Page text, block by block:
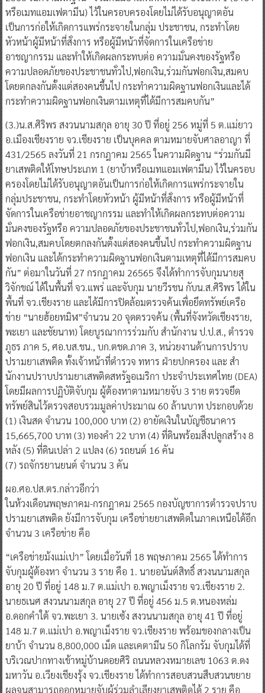
หัวหน้าผู้มีหน้าที่สั่งการ หรือผู้มีหน้าที่จัดการในเครือข่าย
อาชญากรรม และทําให้เกิดผลกระทบต่อ ความมั่นคงของรัฐหรือ
ความปลอดภัยของประชาชนทั่วไป,ฟอกเงิน,ร่วมกันฟอกเงิน,สมคบ
โดยตกลงกันตั้งแต่สองคนขึ้นไป กระทําความผิดฐานฟอกเงินและได้
กระทําความผิดฐานฟอกเงินตามเหตุที่ได้มีการสมคบกัน”
(3.)น.ส.ศิริพร สงวนนามสกุล อายุ 30 ปี ที่อยู่ 256 หมู่ที่ 5 ต.แม่ยาว
431/2565 ลงวันที่ 21 กรกฎาคม 2565 ในความผิดฐาน “ร่วมกันมี
ยาเสพติดให้โทษประเภท 1 (ยาบ้าหรือเมทแอมเฟตามีน) ไว้ในครอบ
ครองโดยไม่ได้รับอนุญาตอันเป็นการก่อให้เกิดการแพร่กระจายใน
กลุ่มประชาชน, กระทําโดยหัวหน้า ผู้มีหน้าที่สั่งการ หรือผู้มีหน้าที่
จัดการในเครือข่ายอาชญากรรม และทําให้เกิดผลกระทบต่อความ
มั่นคงของรัฐหรือ ความปลอดภัยของประชาชนทั่วไป,ฟอกเงิน,ร่วมกัน
ฟอกเงิน,สมคบโดยตกลงกันตั้งแต่สองคนขึ้นไป กระทําความผิดฐาน
ฟอกเงิน และได้กระทําความผิดฐานฟอกเงินตามเหตุที่ได้มีการสมคบ
กัน” ต่อมาในวันที่ 27 กรกฎาคม 26565 จึงได้ทําการจับกุมนายสุ
วิจักขณ์ ได้ในพื้นที่ จว.แพร่ และจับกุม นายวีรชน กับน.ส.ศิริพร ได้ใน
พื้นที่ จว.เชียงราย และได้มีการปิดล้อมตรวจค้นเพื่อยึดทรัพย์เครือ
ข่าย “นายฮ้อยทมิฬ”จํานวน 20 จุดตรวจค้น (พื้นที่จังหวัดเชียงราย,
พะเยา และชัยนาท) โดยบูรณาการร่วมกับ สํานักงาน ป.ป.ส., ตํารวจ
ภูธร ภาค 5, ศอ.บส.ชน., บก.ตชด.ภาค 3, หน่วยงานด้านการปราบ
ปรามยาเสพติด ทั้งเจ้าหน้าที่ตํารวจ ทหาร ฝ่ายปกครอง และ สํา
นักงานปราบปรามยาเสพติดสหรัฐอเมริกา ประจําประเทศไทย (DEA)
โดยมีผลการปฏิบัติจับกุม ผู้ต้องหาตามหมายจับ 3 ราย ตรวจยึด
ทรัพย์สินไว้ตรวจสอบรวมมูลค่าประมาณ 60 ล้านบาท ประกอบด้วย
(1) เงินสด จำนวน 100,000 บาท (2) อายัดเงินในบัญชีธนาคาร
15,665,700 บาท (3) ทองคํา 22 บาท (4) ที่ดินพร้อมสิ่งปลูกสร้าง 8
หลัง (5) ที่ดินเปล่า 2 แปลง (6) รถยนต์ 16 คัน
(7) รถจักรยานยนต์ จํานวน 3 คัน
ผอ.ศอ.ปส.ตร.กล่าวอีกว่า
ปรามยาเสพติด ยังมีการจับกุม เครือข่ายยาเสพติดในภาคเหนือได้อีก
จํานวน 3 เครือข่าย คือ
“เครือข่ายม้งแม่เปา” โดยเมื่อวันที่ 18 พฤษภาคม 2565 ได้ทําการ
อายุ 20 ปี ที่อยู่ 148 ม.7 ต.แม่เปา อ.พญาเม็งราย จว.เชียงราย 2.
นายธเนศ สงวนนามสกุล อายุ 27 ปี ที่อยู่ 456 ม.5 ต.หนองหล่ม
อ.ดอกคําใต้ จว.พะเยา 3. นายเซ้ง สงวนนามสกุล อายุ 41 ปี ที่อยู่
148 ม.7 ต.แม่เปา อ.พญาเม็งราย จว.เชียงราย พร้อมของกลางเป็น
ยาบ้า จํานวน 8,800,000 เม็ด และเคตามีน 50 กิโลกรัม จับกุมได้ที่
บริเวณปากทางเข้าหมู่บ้านดอยศิริ ถนนหลวงหมายเลข 1063 ต.ดง
มหาวัน อ.เวียงเชียงรุ้ง จว.เชียงราย ได้ทําการสอบสวนสืบสวนขยาย
ผลจนสามารถออกหมายจับผู้ร่วมลําเลียงยาเสพติดได้ 2 ราย คือ
(1)นายกุลเดช สงวนนามสกุล อายุ 27 ปี ที่อยู่ 107/1 ม.5 ต.ท่าข้าม